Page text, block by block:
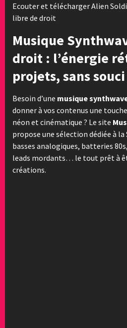
Ecouter et télécharger Alien
libre de droit
Musique
droit : l’énergie
projets, sans
Besoin d’une musique
donner à vos contenus une
néon et cinématique ? Le site
propose une sélection dédiée à la
basses analogiques, batteries
leads mordants… le tout prêt à
créations.